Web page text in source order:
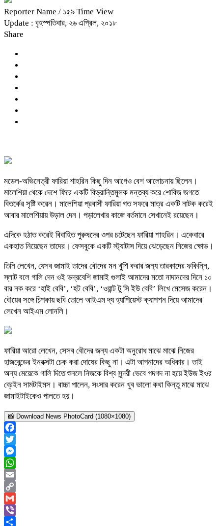
Reporter Name / ১৫৯ Time View
Update : বৃহস্পতিবার, ২৬ এপ্রিল, ২০১৮
Share
মডেল-অভিনেত্রী ফারিয়া শাহরিন কিছু দিন আগেও বেশ আলোচনায় ছিলেন।
মালেশিয়া থেকে দেশে ফিরে একটি বিভ্রান্তিমূলক মন্তব্য করে শোবিজ জগতে
বিতর্কের সৃষ্টি করেন। মালেশিয়া প্রবাসী ফারিয়া গত সফরে মাত্র একটি নাটক করেই
আবার মালেশিয়ায় উড়াল দেন। পড়ালেখার কাজে বর্তমানে সেখানেই রয়েছেন।
এদিকে হঠাত করেই বিবাহিত পুরুষদের ওপর চটেছেন ফারিয়া শাহরিন। একেবারে
একহাত নিয়েছেন তাদের। ফেসবুকে একটি স্ট্যাটাস দিয়ে ঝেড়েছেন নিজের ক্ষোভ।
তিনি লেখেন, যেসব জামাই তাদের বৌদের মন খুশি করার জন্য তারকাদের ফকিন্নি,
স্লাট বলে গালি দেন ওই ভদ্রবেশি জামাই গুলাই আমাদের মতো নাদানদের দিনে ১০
বার নক করে ‘হাই বেবি’, ‘হট বেবি’, ‘ওয়ান্ট টু সি ইউ বেবি’ লিখে মেসেজ করেন।
বৌয়ের সঙ্গে চিপকায় ছবি তোলে আইএম দ্য হ্যাপিয়েস্ট ক্যাপশন দিয়ে আমাদের
লেখেন আইএম লোনলি।
ফারিয়া আরো লেখেন, সেসব বৌদের জন্য একটা অনুরোধ মাঝে মাঝে নিজের
হাজবেন্ডের ইনবক্সটা চেক করা দোষের কিছু না। এটা আপনাদের অধিকার। তাই
অন্য মেয়েকে গালি দিতে শুনলে নিজকে বিশ্ব সুন্দরী ভেবে গদগদ না হয়ে ইউজ ইওর
ব্রেইন সামটাইমস। বাচ্চা পালেন, সংসার করেন খুব ভালো কথা কিন্তু মাঝে মাঝে
জামাইটাইকেও পালতে হয়।
📸 Download News PhotoCard (1080×1080)
Facebook
Twitter
Messenger
WhatsApp
Email
Copy
Link
Gmail
Viber